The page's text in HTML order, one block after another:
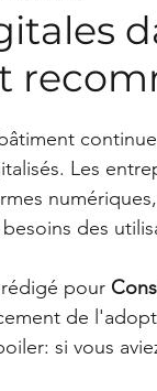
Les
des
pour
de
si vous